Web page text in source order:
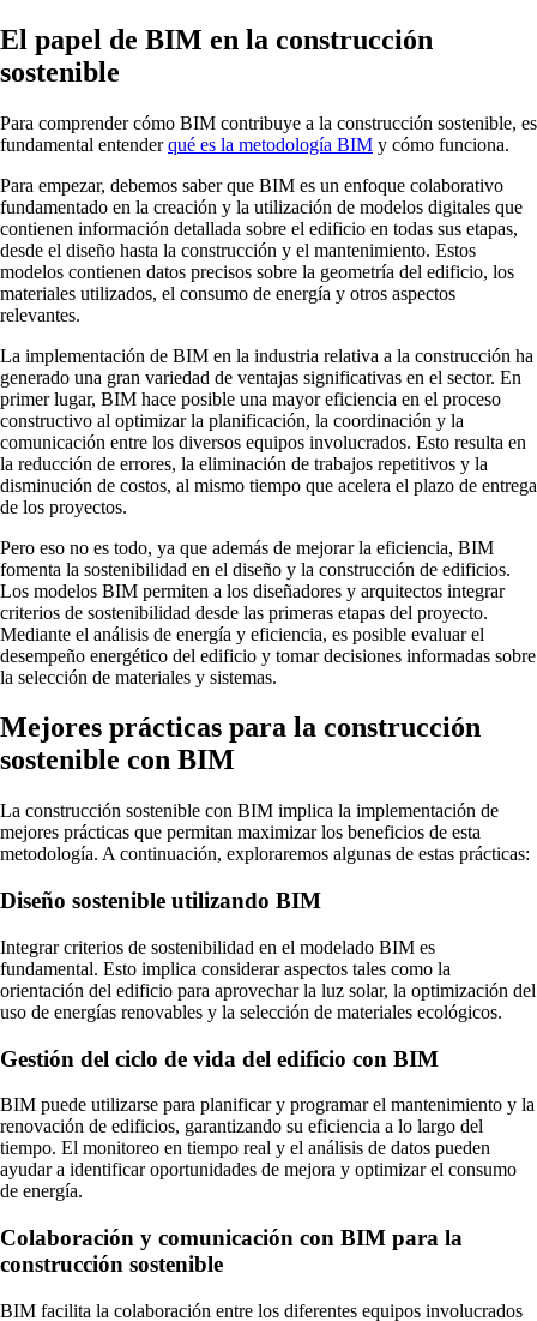
El papel de BIM en la construcción
sostenible
Para comprender cómo BIM contribuye a la construcción sostenible, es
fundamental entenderqué es la metodología BIM y cómo funciona.
Para empezar, debemos saber que BIM es un enfoque colaborativo
fundamentado en la creación y la utilización de modelos digitales que
contienen información detallada sobre el edificio en todas sus etapas,
desde el diseño hasta la construcción y el mantenimiento. Estos
modelos contienen datos precisos sobre la geometría del edificio, los
materiales utilizados, el consumo de energía y otros aspectos
relevantes.
La implementación de BIM en la industria relativa a la construcción ha
generado una gran variedad de ventajas significativas en el sector. En
primer lugar, BIM hace posible una mayor eficiencia en el proceso
constructivo al optimizar la planificación, la coordinación y la
comunicación entre los diversos equipos involucrados. Esto resulta en
la reducción de errores, la eliminación de trabajos repetitivos y la
disminución de costos, al mismo tiempo que acelera el plazo de entrega
de los proyectos.
Pero eso no es todo, ya que además de mejorar la eficiencia, BIM
fomenta la sostenibilidad en el diseño y la construcción de edificios.
Los modelos BIM permiten a los diseñadores y arquitectos integrar
criterios de sostenibilidad desde las primeras etapas del proyecto.
Mediante el análisis de energía y eficiencia, es posible evaluar el
desempeño energético del edificio y tomar decisiones informadas sobre
la selección de materiales y sistemas.
Mejores prácticas para la construcción
sostenible con BIM
La construcción sostenible con BIM implica la implementación de
mejores prácticas que permitan maximizar los beneficios de esta
metodología. A continuación, exploraremos algunas de estas prácticas:
Diseño sostenible utilizando BIM
Integrar criterios de sostenibilidad en el modelado BIM es
fundamental. Esto implica considerar aspectos tales como la
orientación del edificio para aprovechar la luz solar, la optimización del
uso de energías renovables y la selección de materiales ecológicos.
Gestión del ciclo de vida del edificio con BIM
BIM puede utilizarse para planificar y programar el mantenimiento y la
renovación de edificios, garantizando su eficiencia a lo largo del
tiempo. El monitoreo en tiempo real y el análisis de datos pueden
ayudar a identificar oportunidades de mejora y optimizar el consumo
de energía.
Colaboración y comunicación con BIM para la
construcción sostenible
BIM facilita la colaboración entre los diferentes equipos involucrados